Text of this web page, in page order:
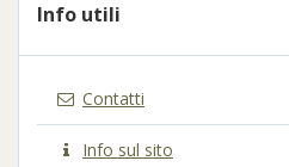
Info utili
Contatti
Info sul sito